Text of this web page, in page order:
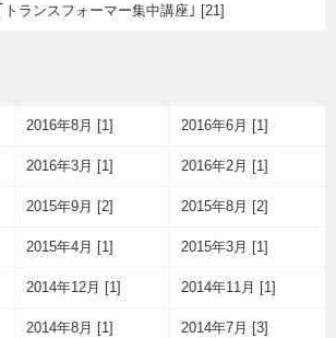
ランスフォーマー集中講座｣ [21]
2016年8月 [1] 2016年6月 [1]
2016年3月 [1] 2016年2月 [1]
2015年9月 [2] 2015年8月 [2]
2015年4月 [1] 2015年3月 [1]
2014年12月 [1] 2014年11月 [1]
2014年8月 [1] 2014年7月 [3]